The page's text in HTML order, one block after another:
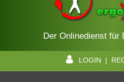
Der Onlinedienst für
LOGIN |